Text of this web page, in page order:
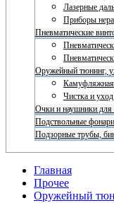
Лазерные
Приборы
Пневматические
Оружейный тюнинг,
Камуфляжная
Чистка и
Очки и наушники для
Подствольные фонари
Подзорные трубы,
Главная
Прочее
Оружейный